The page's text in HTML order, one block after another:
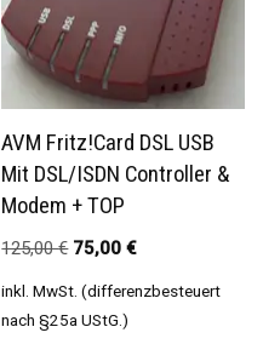
AVM Fritz!Card DSL USB
Mit DSL/ISDN Controller &
Modem + TOP
125,00€ 75,00€
inkl. MwSt. (differenzbesteuert
nach §25a UStG.)